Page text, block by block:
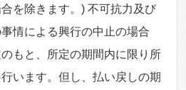
を除きます。) 不可抗力及び
情による興行の中止の場合
もと、所定の期間内に限り所
います。但し、払い戻しの期